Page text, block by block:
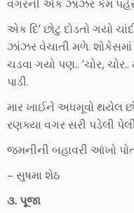
વગરની એક ઝાંઝર કેમ
એક દિ’ છોટુ દોડતો ગયો
ઝાંઝર વેચાતી મળે. શોકેસમાં
ચડવા ગયો પણ.. ‘ચોર, ચોર..
પાડી.
માર ખાઈને અધમૂવો થયેલ
રણક્યા વગર સરી પડેલી
જમનીની બહાવરી આંખો
– સુષમા શેઠ
૩. પૂજા